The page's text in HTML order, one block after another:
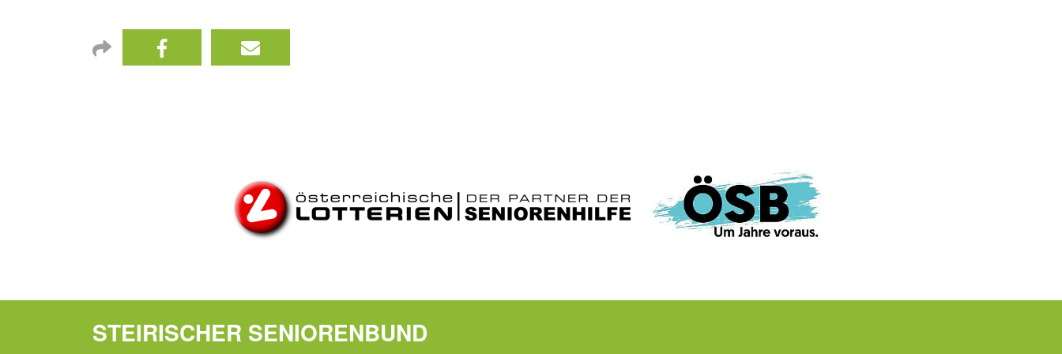
STEIRISCHER SENIORENBUND